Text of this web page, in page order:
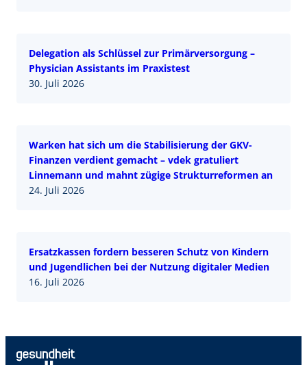
Delegation als Schlüssel zur Primärversorgung –
Physician Assistants im Praxistest
30. Juli 2026
Warken hat sich um die Stabilisierung der GKV-
Finanzen verdient gemacht – vdek gratuliert
Linnemann und mahnt zügige Strukturreformen an
24. Juli 2026
Ersatzkassen fordern besseren Schutz von Kindern
und Jugendlichen bei der Nutzung digitaler Medien
16. Juli 2026